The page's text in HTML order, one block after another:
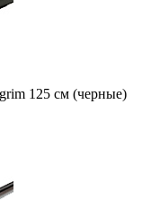
125 см (черные)